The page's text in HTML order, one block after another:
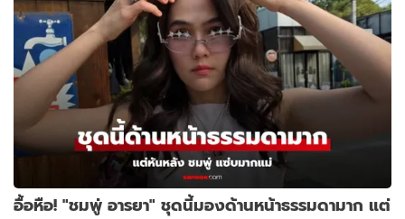
อื้อหือ! "ชมพู่ อารยา" ชุดนี้มองด้านหน้าธรรมดามาก แต่